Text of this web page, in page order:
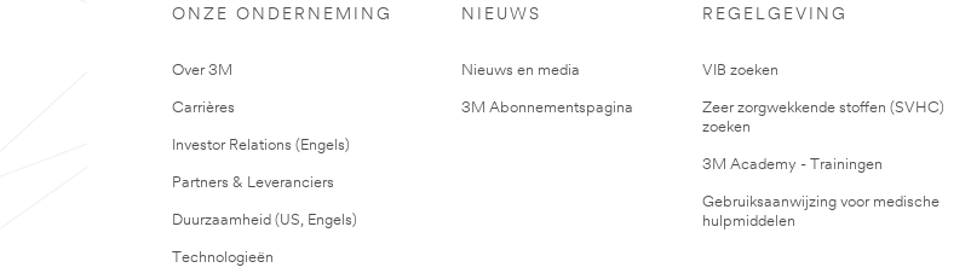
ONZE ONDERNEMING
Over 3M
Carrières
Investor Relations (Engels)
Partners & Leveranciers
Duurzaamheid (US, Engels)
Technologieën
NIEUWS
Nieuws en media
3M Abonnementspagina
REGELGEVING
VIB zoeken
Zeer zorgwekkende stoffen (SVHC)
zoeken
3M Academy - Trainingen
Gebruiksaanwijzing voor medische
hulpmiddelen